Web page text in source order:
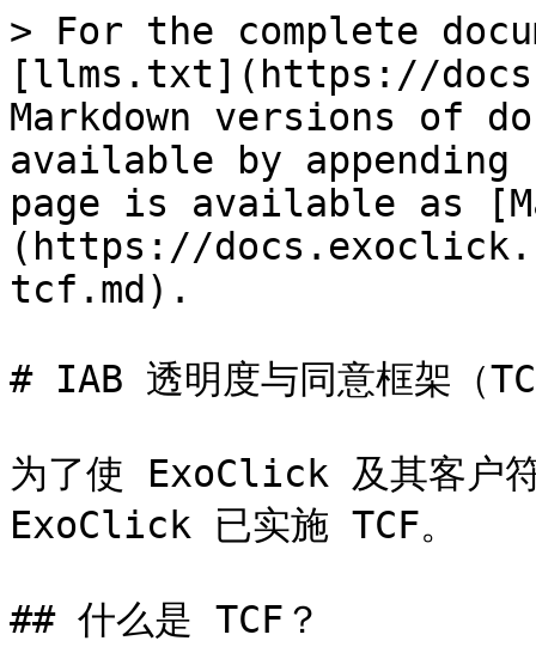
> For the complete
[llms.txt](https://
Markdown versions of
available by
page is available as
(https://
tcf.md).
# IAB 透明度与同意框架（
为了使 ExoClick 及其客户
ExoClick 已实施 TCF。
## 什么是 TCF？